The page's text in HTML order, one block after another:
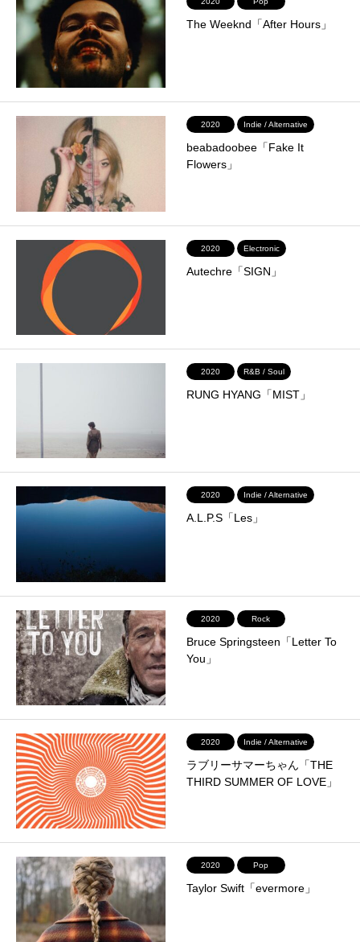
The Weeknd「After Hours」
2020 Indie / Alternative
beabadoobee「Fake It
Flowers」
2020 Electronic
Autechre「SIGN」
2020 R&B / Soul
RUNG HYANG「MIST」
2020 Indie / Alternative
A.L.P.S「Les」
2020 Rock
Bruce Springsteen「Letter To
You」
2020 Indie / Alternative
ラブリーサマーちゃん「THE
THIRD SUMMER OF LOVE」
2020 Pop
Taylor Swift「evermore」